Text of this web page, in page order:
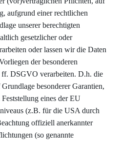
aufgrund einer rechtlichen
unserer berechtigten
gesetzlicher oder
oder lassen wir die Daten
der besonderen
ff. DSGVO verarbeiten. D.h. die
besonderer Garantien,
eines der EU
(z.B. für die USA durch
offiziell anerkannter
(so genannte